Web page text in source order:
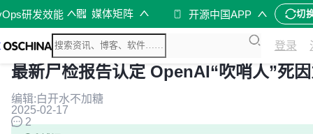
研发效能 媒体矩阵 开源中国APP 切
登录
最新尸检报告认定 OpenAI“吹哨人”死
编辑:白开水不加糖
2025-02-17
2